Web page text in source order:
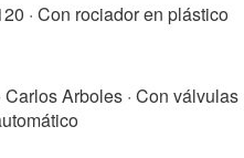
· Con rociador en plástico
Arboles · Con válvulas